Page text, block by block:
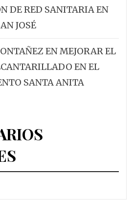
DE RED SANITARIA EN
JOSÉ
EN MEJORAR EL
EN EL
SANTA ANITA